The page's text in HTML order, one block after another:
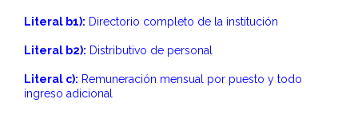
Literal b1): Directorio completo de la institución
Literal b2): Distributivo de personal
Literal c): Remuneración mensual por puesto y todo
ingreso adicional